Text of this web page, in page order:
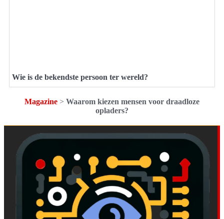
Wie is de bekendste persoon ter wereld?
Magazine > Waarom kiezen mensen voor draadloze
opladers?